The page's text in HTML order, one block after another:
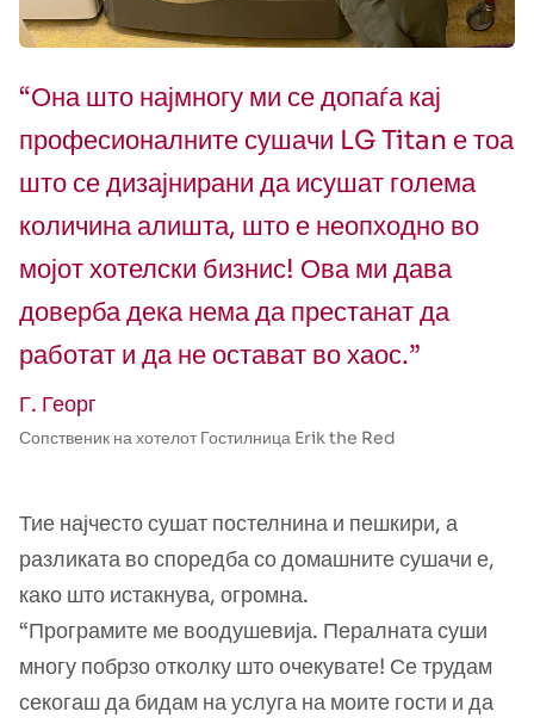
“Она што најмногу ми се допаѓа кај
професионалните сушачи LG Titan е тоа
што се дизајнирани да исушат голема
количина алишта, што е неопходно во
мојот хотелски бизнис! Ова ми дава
доверба дека нема да престанат да
работат и да не остават во хаос.”
Г. Георг
Сопственик на хотелот Гостилница Erik the Red
Тие најчесто сушат постелнина и пешкири, а
разликата во споредба со домашните сушачи е,
како што истакнува, огромна.
“Програмите ме воодушевија. Пералната суши
многу побрзо отколку што очекувате! Се трудам
секогаш да бидам на услуга на моите гости и да